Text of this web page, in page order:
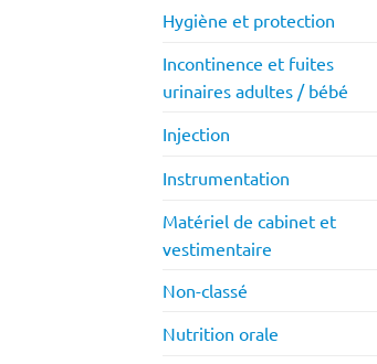
Hygiène et protection
Incontinence et fuites
urinaires adultes / bébé
Injection
Instrumentation
Matériel de cabinet et
vestimentaire
Non-classé
Nutrition orale